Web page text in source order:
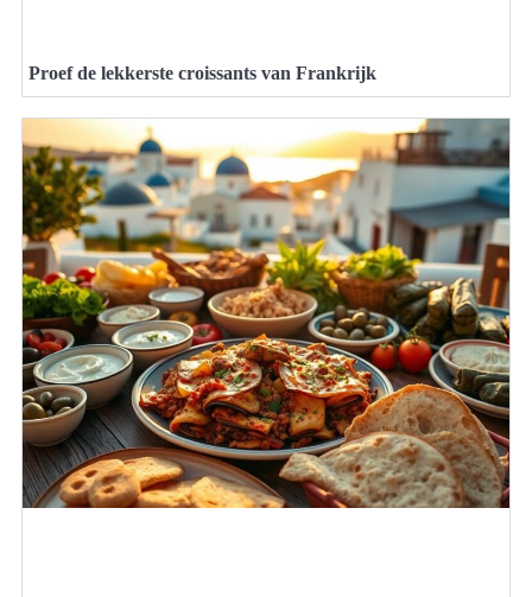
Proef de lekkerste croissants van Frankrijk